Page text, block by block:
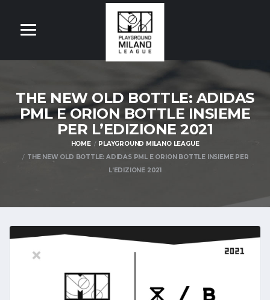
THE NEW OLD BOTTLE: ADIDAS
PML E ORION BOTTLE INSIEME
PER L’EDIZIONE 2021
HOME
PLAYGROUND MILANO LEAGUE
THE NEW OLD BOTTLE: ADIDAS PML E ORION BOTTLE INSIEME PER
L’EDIZIONE 2021